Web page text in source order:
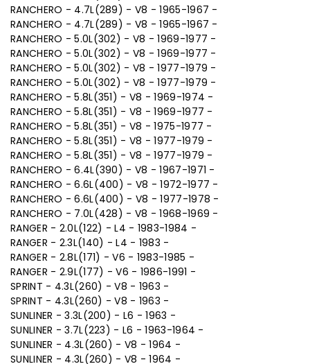
RANCHERO - 4.7L(289) - V8 - 1965-1967 -
RANCHERO - 4.7L(289) - V8 - 1965-1967 -
RANCHERO - 5.0L(302) - V8 - 1969-1977 -
RANCHERO - 5.0L(302) - V8 - 1969-1977 -
RANCHERO - 5.0L(302) - V8 - 1977-1979 -
RANCHERO - 5.0L(302) - V8 - 1977-1979 -
RANCHERO - 5.8L(351) - V8 - 1969-1974 -
RANCHERO - 5.8L(351) - V8 - 1969-1977 -
RANCHERO - 5.8L(351) - V8 - 1975-1977 -
RANCHERO - 5.8L(351) - V8 - 1977-1979 -
RANCHERO - 5.8L(351) - V8 - 1977-1979 -
RANCHERO - 6.4L(390) - V8 - 1967-1971 -
RANCHERO - 6.6L(400) - V8 - 1972-1977 -
RANCHERO - 6.6L(400) - V8 - 1977-1978 -
RANCHERO - 7.0L(428) - V8 - 1968-1969 -
RANGER - 2.0L(122) - L4 - 1983-1984 -
RANGER - 2.3L(140) - L4 - 1983 -
RANGER - 2.8L(171) - V6 - 1983-1985 -
RANGER - 2.9L(177) - V6 - 1986-1991 -
SPRINT - 4.3L(260) - V8 - 1963 -
SPRINT - 4.3L(260) - V8 - 1963 -
SUNLINER - 3.3L(200) - L6 - 1963 -
SUNLINER - 3.7L(223) - L6 - 1963-1964 -
SUNLINER - 4.3L(260) - V8 - 1964 -
SUNLINER - 4.3L(260) - V8 - 1964 -